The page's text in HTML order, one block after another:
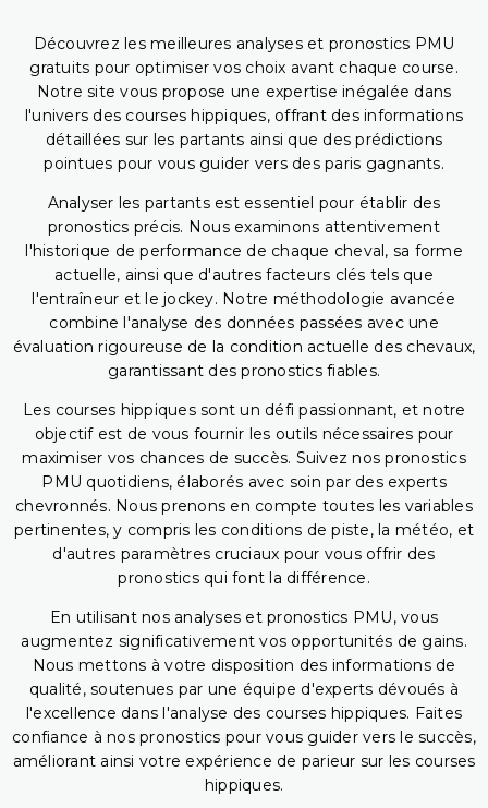
Découvrez les meilleures analyses et pronostics PMU
gratuits pour optimiser vos choix avant chaque course.
Notre site vous propose une expertise inégalée dans
l'univers des courses hippiques, offrant des informations
détaillées sur les partants ainsi que des prédictions
pointues pour vous guider vers des paris gagnants.
Analyser les partants est essentiel pour établir des
pronostics précis. Nous examinons attentivement
l'historique de performance de chaque cheval, sa forme
actuelle, ainsi que d'autres facteurs clés tels que
l'entraîneur et le jockey. Notre méthodologie avancée
combine l'analyse des données passées avec une
évaluation rigoureuse de la condition actuelle des chevaux,
garantissant des pronostics fiables.
Les courses hippiques sont un défi passionnant, et notre
objectif est de vous fournir les outils nécessaires pour
maximiser vos chances de succès. Suivez nos pronostics
PMU quotidiens, élaborés avec soin par des experts
chevronnés. Nous prenons en compte toutes les variables
pertinentes, y compris les conditions de piste, la météo, et
d'autres paramètres cruciaux pour vous offrir des
pronostics qui font la différence.
En utilisant nos analyses et pronostics PMU, vous
augmentez significativement vos opportunités de gains.
Nous mettons à votre disposition des informations de
qualité, soutenues par une équipe d'experts dévoués à
l'excellence dans l'analyse des courses hippiques. Faites
confiance à nos pronostics pour vous guider vers le succès,
améliorant ainsi votre expérience de parieur sur les courses
hippiques.